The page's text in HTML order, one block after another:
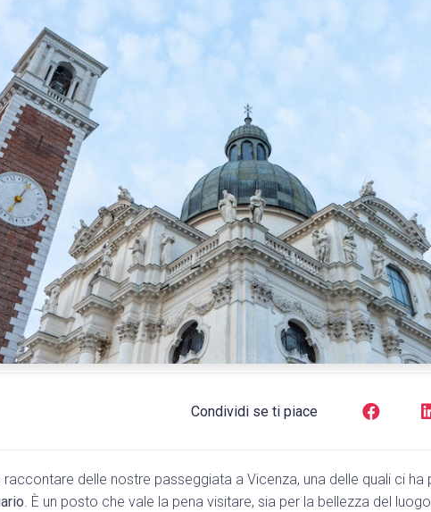
Condividi se ti piace
delle nostre passeggiata a Vicenza, una delle quali ci ha
. È un posto che vale la pena visitare, sia per la bellezza del